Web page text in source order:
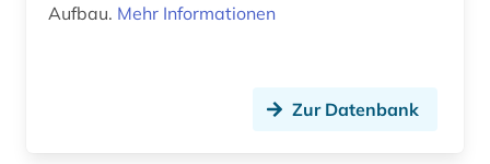
Aufbau. Mehr Informationen
Zur Datenbank